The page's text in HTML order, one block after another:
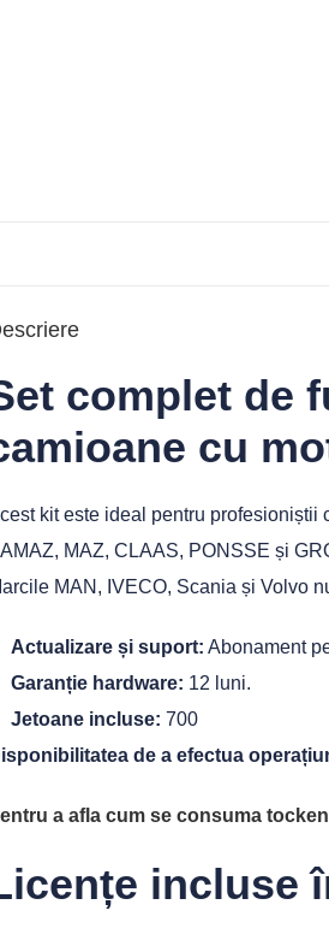
complet de
cu
kit este ideal pentru profesioniștii
MAZ, CLAAS, PONSSE și
MAN, IVECO, Scania și Volvo
Actualizare și suport: Abonament
Garanție hardware: 12 luni.
Jetoane incluse: 700
de a efectua
a afla cum se consuma
incluse